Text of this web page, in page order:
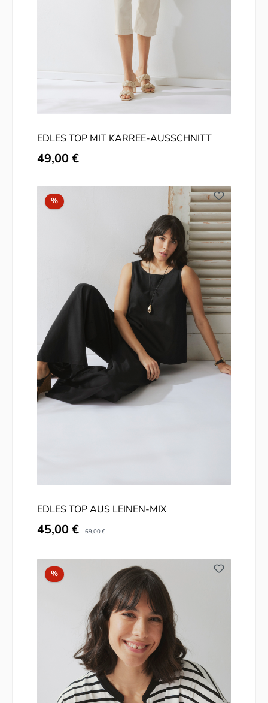
EDLES TOP MIT KARREE-AUSSCHNITT
Regulärer Preis:
49,00 €
%Rabatt
EDLES TOP AUS LEINEN-MIX
Verkaufspreis:
45,00 € Regulärer Preis:
69,00 €
%Rabatt